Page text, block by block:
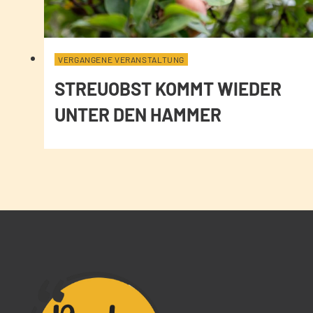
VERGANGENE VERANSTALTUNG
STREUOBST KOMMT WIEDER
UNTER DEN HAMMER